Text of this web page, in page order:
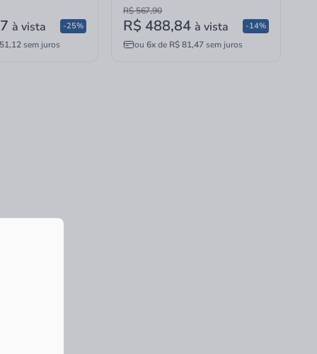
à vista
sem juros
-25%
R$ 567,90
R$ 488,84 à vista
ou 6xde R$ 81,47sem juros
-14%